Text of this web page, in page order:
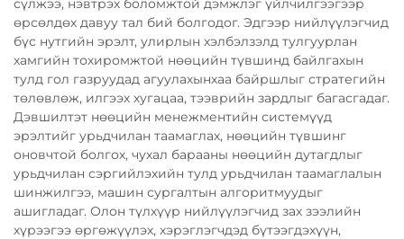
өрсөлдөх давуу тал бий болгодог. Эдгээр нийлүүлэгчид
бүс нутгийн эрэлт, улирлын хэлбэлзэлд тулгуурлан
хамгийн тохиромжтой нөөцийн түвшинд байлгахын
тулд гол газруудад агуулахынхаа байршлыг стратегийн
төлөвлөж, илгээх хугацаа, тээврийн зардлыг багасгадаг.
Дэвшилтэт нөөцийн менежментийн системүүд
эрэлтийг урьдчилан таамаглах, нөөцийн түвшинг
оновчтой болгох, чухал барааны нөөцийн дутагдлыг
урьдчилан сэргийлэхийн тулд урьдчилан таамаглалын
шинжилгээ, машин сургалтын алгоритмуудыг
ашигладаг. Олон түлхүүр нийлүүлэгчид зах зээлийн
хүрээгээ өргөжүүлэх, хэрэглэгчдэд бүтээгдэхүүн,